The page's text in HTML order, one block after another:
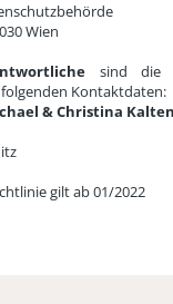
Wien
sind die
Kontaktdaten:
& Christina
gilt ab 01/2022